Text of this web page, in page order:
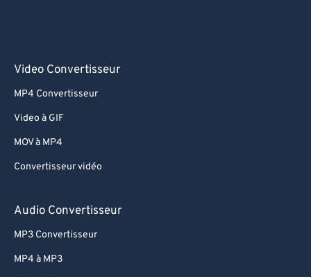
Video Convertisseur
MP4 Convertisseur
Video à GIF
MOV à MP4
Convertisseur vidéo
Audio Convertisseur
MP3 Convertisseur
MP4 à MP3